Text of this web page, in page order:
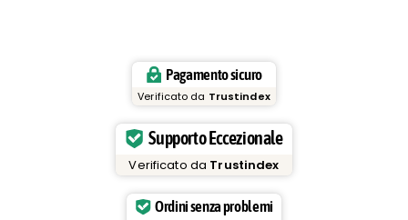
Pagamento sicuro
Verificato da Trustindex
Supporto Eccezionale
Verificato da Trustindex
Ordini senza problemi